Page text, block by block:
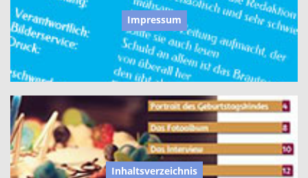
Impressum
Inhaltsverzeichnis